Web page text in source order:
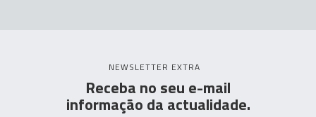
NEWSLETTER EXTRA
Receba no seu e-mail
informação da actualidade.